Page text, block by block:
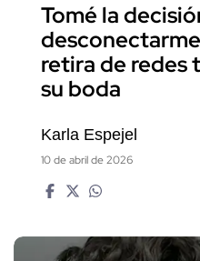
Tomé la
retira de redes
su boda
Karla Espejel
10 de abril de 2026